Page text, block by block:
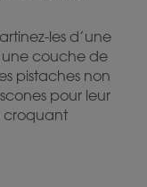
les d’une
couche de
pistaches non
pour leur
croquant